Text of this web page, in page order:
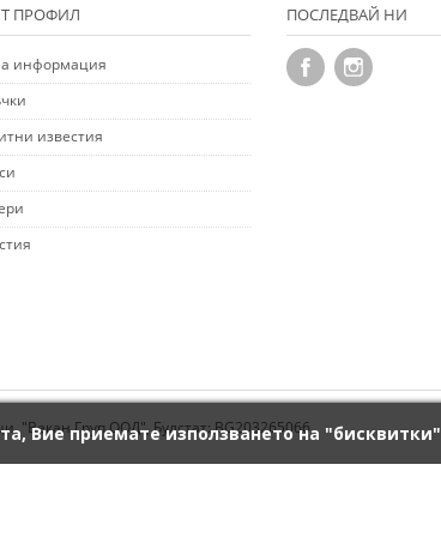
Вие приемате използването на "бисквитки"
ПРОФИЛ
информация
известия
ПОСЛЕДВАЙ НИ
"Векан Груп ООД", Булстат: BG203265066